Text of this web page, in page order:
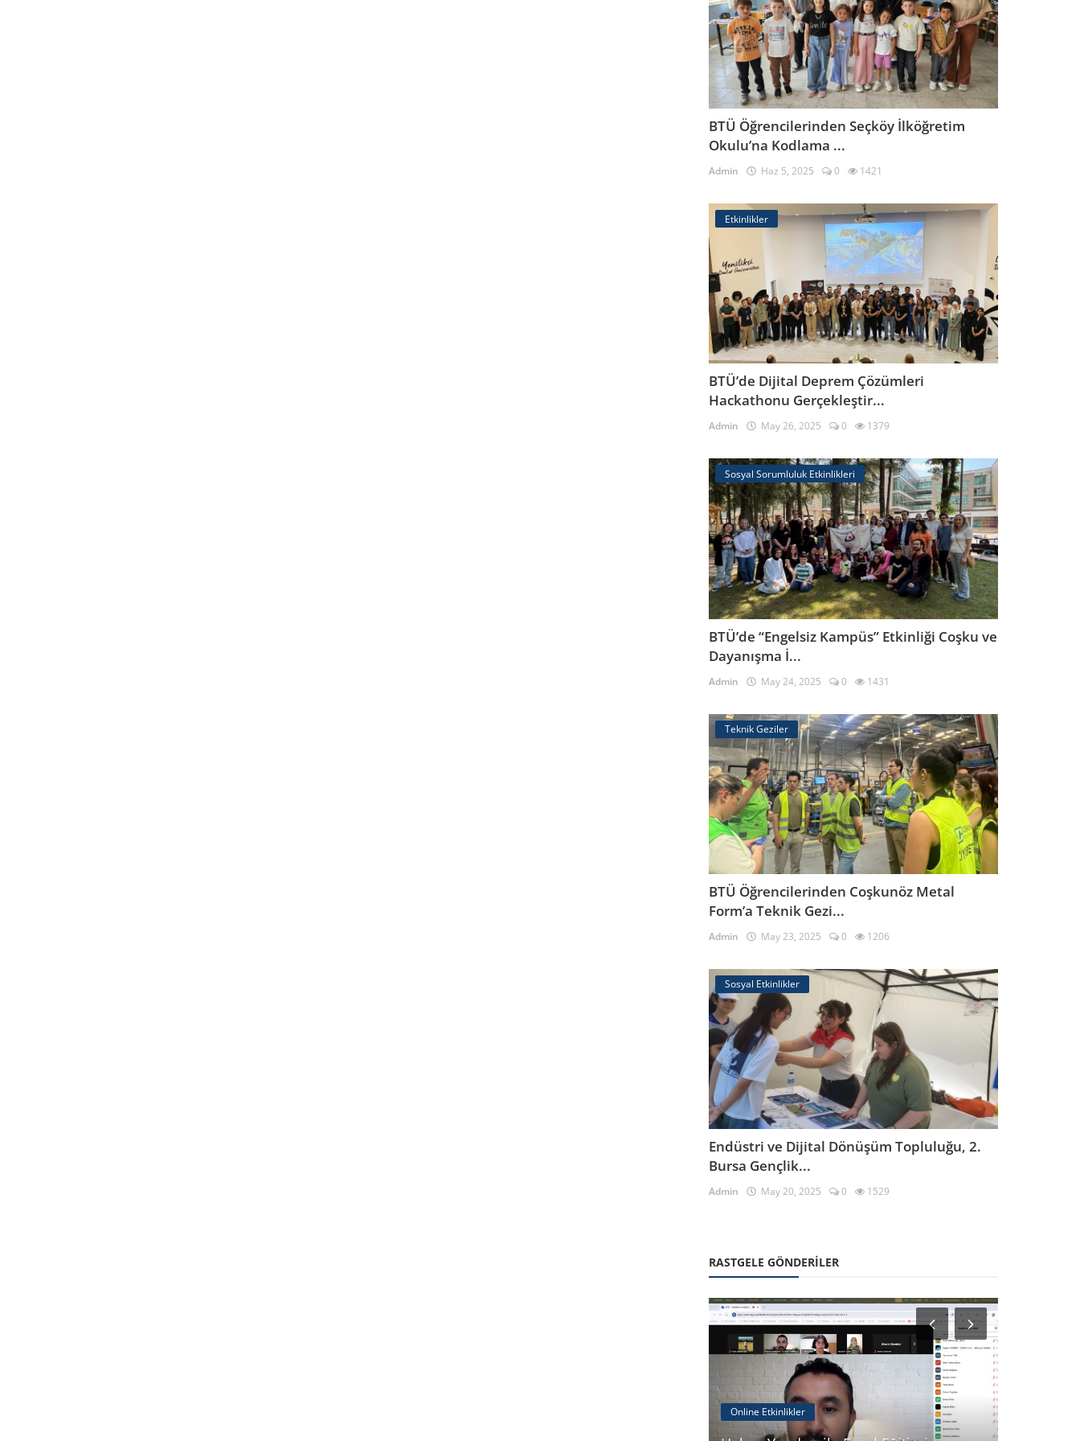
BTÜ Öğrencilerinden Seçköy İlköğretim
Okulu’na Kodlama ...
Admin Haz 5, 2025 0 1421
Etkinlikler
BTÜ’de Dijital Deprem Çözümleri
Hackathonu Gerçekleştir...
Admin May 26, 2025 0 1379
Sosyal Sorumluluk Etkinlikleri
BTÜ’de “Engelsiz Kampüs” Etkinliği Coşku ve
Dayanışma İ...
Admin May 24, 2025 0 1431
Teknik Geziler
BTÜ Öğrencilerinden Coşkunöz Metal
Form’a Teknik Gezi...
Admin May 23, 2025 0 1206
Sosyal Etkinlikler
Endüstri ve Dijital Dönüşüm Topluluğu, 2.
Bursa Gençlik...
Admin May 20, 2025 0 1529
RASTGELE GÖNDERILER
Online Etkinlikler